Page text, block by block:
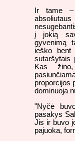
Ir tame
į jokią
gyvenimą
ieško bent
sutaršytais
Kas
proporcijos
dominuoja
"Nyčė
pasakys
Jis ir buvo
pajuoka,